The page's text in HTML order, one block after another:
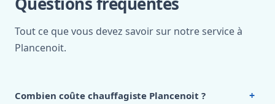
Tout ce que vous devez savoir sur notre service à
Plancenoit.
Combien coûte chauffagiste Plancenoit ? +